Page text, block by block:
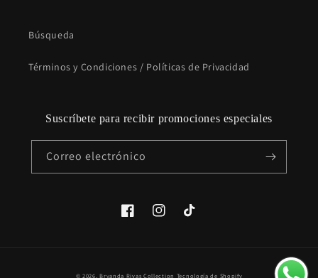
Búsqueda
Términos y Condiciones / Políticas de Privacidad
Suscríbete para recibir promociones especiales
Correo electrónico
FacebookInstagramTikTok
© 2026,Bryanda Rivas Collection Tecnología de Shopify